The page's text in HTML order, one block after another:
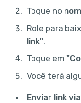
Toque no
Role para
link".
Toque em
Você terá
Enviar link